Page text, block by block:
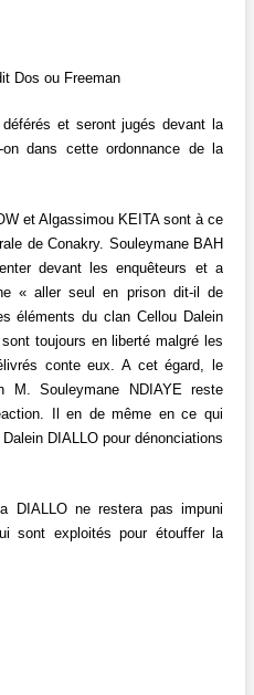
Dos ou Freeman
et seront jugés devant la
dans cette ordonnance de la
et Algassimou KEITA sont à ce
de Conakry. Souleymane BAH
devant les enquêteurs et a
« aller seul en prison dit-il de
éléments du clan Cellou Dalein
toujours en liberté malgré les
conte eux. A cet égard, le
M. Souleymane NDIAYE reste
Il en de même en ce qui
DIALLO pour dénonciations
DIALLO ne restera pas impuni
sont exploités pour étouffer la